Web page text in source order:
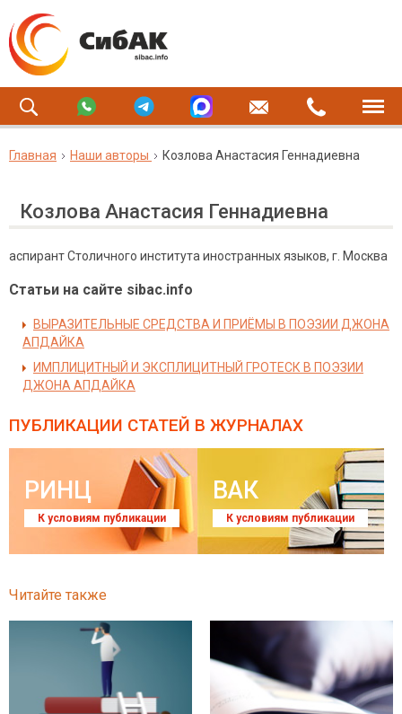
Главная Наши авторы Козлова Анастасия Геннадиевна
Козлова Анастасия Геннадиевна
аспирант Столичного института иностранных языков, г. Москва
Статьи на сайте sibac.info
ВЫРАЗИТЕЛЬНЫЕ СРЕДСТВА И ПРИЁМЫ В ПОЭЗИИ ДЖОНА
АПДАЙКА
ИМПЛИЦИТНЫЙ И ЭКСПЛИЦИТНЫЙ ГРОТЕСК В ПОЭЗИИ
ДЖОНА АПДАЙКА
ПУБЛИКАЦИИ СТАТЕЙ В ЖУРНАЛАХ
РИНЦ
К условиям публикации
ВАК
К условиям публикации
Читайте также